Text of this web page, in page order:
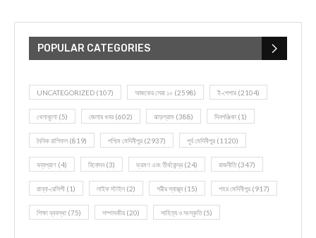
POPULAR CATEGORIES
UNCATEGORIZED (107) আজকের সেরা ১০ (2598) ই-পেপার (2104)
খেলাধূলো (5) জেলার খবর (602) ঝাড়গ্রাম (388) দিনপঞ্জিকা (1)
দৈনিক রাশিফল (819) পশ্চিম মেদিনীপুর (2937) পূর্ব মেদিনীপুর (1120)
বন্যপ্রাণ (4) বিনোদন(3) ভ্রমণ এবং তীর্থকেন্দ্র (24) রাজনীতি(347)
রান্না-রেসিপী (1) লাইফ স্টাইল (2) শরীর স্বাস্থ্য (15) শহর মেদিনীপুর (917)
শিক্ষা ব্যবস্থা (75) সম্পাদকীয় (20) সাহিত্য ও সংস্কৃতি(5)